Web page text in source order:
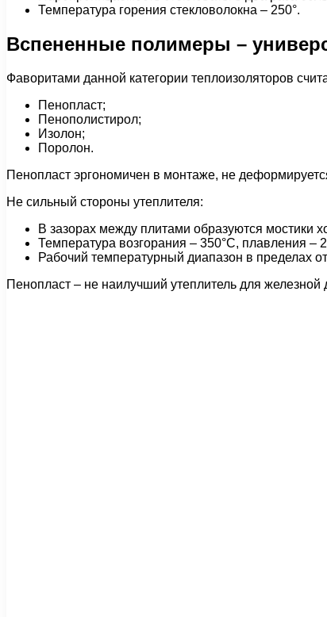
Температура горения стекловолокна – 250°.
Вспененные полимеры –
Фаворитами данной категории теплоизоляторов
Пенопласт;
Пенополистирол;
Изолон;
Поролон.
Пенопласт эргономичен в монтаже, не
Не сильный стороны утеплителя:
В зазорах между плитами образуются мостики
Температура возгорания – 350°С, плавления –
Рабочий температурный диапазон в пределах
Пенопласт – не наилучший утеплитель для